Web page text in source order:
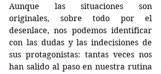
Aunque las situaciones son
originales, sobre todo por el
desenlace, nos podemos identificar
con las dudas y las indecisiones de
sus protagonistas: tantas veces nos
han salido al paso en nuestra rutina